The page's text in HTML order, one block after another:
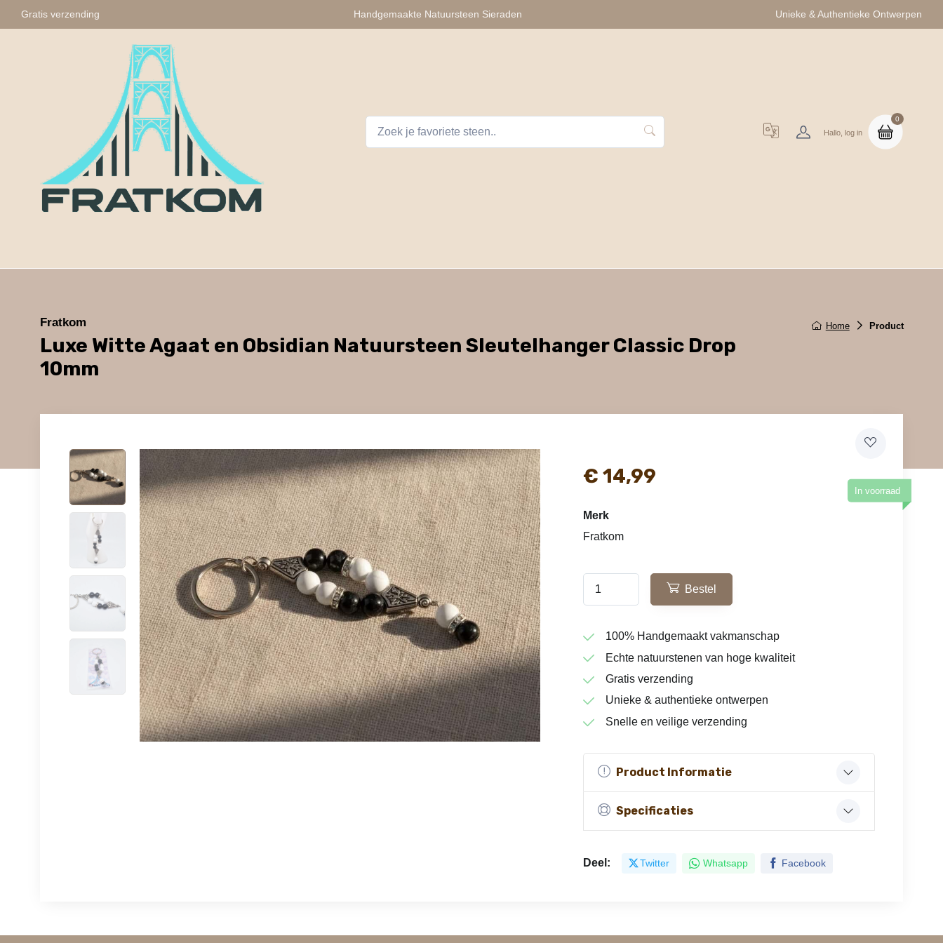
Gratis verzending Handgemaakte Natuursteen Sieraden Unieke & Authentieke Ontwerpen
Hallo, log in
0
Home Product
Fratkom
Luxe Witte Agaat en Obsidian Natuursteen Sleutelhanger Classic Drop
10mm
€ 14,99
In voorraad
Merk
Fratkom
Bestel
100% Handgemaakt vakmanschap
Echte natuurstenen van hoge kwaliteit
Gratis verzending
Unieke & authentieke ontwerpen
Snelle en veilige verzending
Product Informatie
Specificaties
Deel: Twitter Whatsapp Facebook